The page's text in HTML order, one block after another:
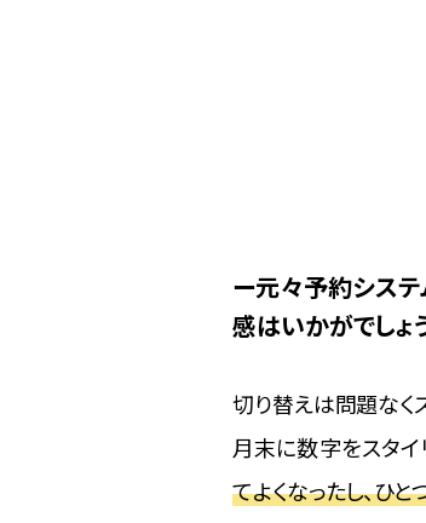
元々予約システ
感はいかがでしょ
切り替えは問題なく
月末に数字をスタイ
てよくなったし、ひ